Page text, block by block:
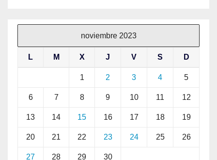
noviembre 2023
L M X J V S D
1 2 3 4 5
6 7 8 9 10 11 12
13 14 15 16 17 18 19
20 21 22 23 24 25 26
27 28 29 30